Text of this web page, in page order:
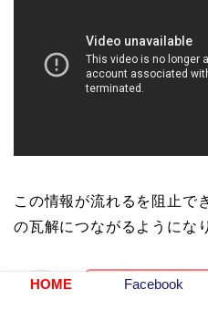
この情報が流れるを阻止で
の瓦解につながるようにな
習近平に後3年
HOME Facebook